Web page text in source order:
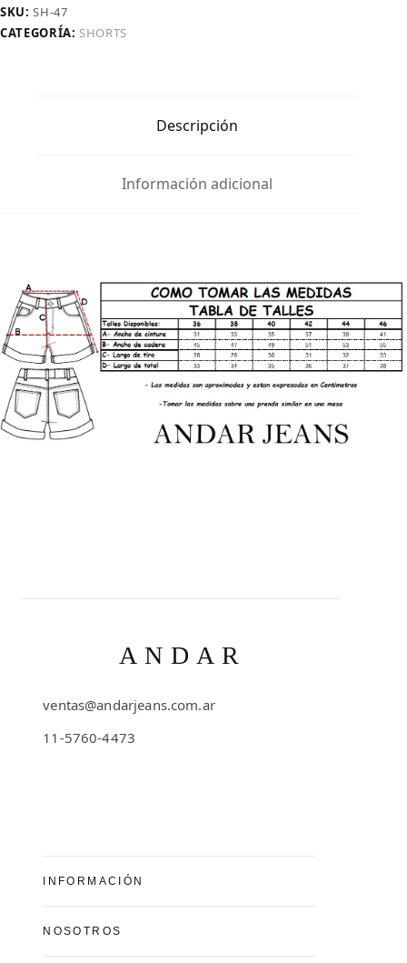
SKU:SH-47
CATEGORÍA: SHORTS
Descripción
Información adicional
ANDAR
ventas@andarjeans.com.ar
11-5760-4473
INFORMACIÓN
Cómo comprar
NOSOTROS